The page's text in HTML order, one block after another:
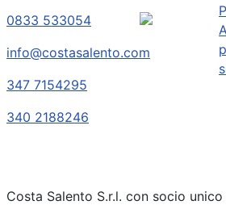
0833 533054
info@costasalento.com
347 7154295
340 2188246
Costa Salento S.r.l. con socio